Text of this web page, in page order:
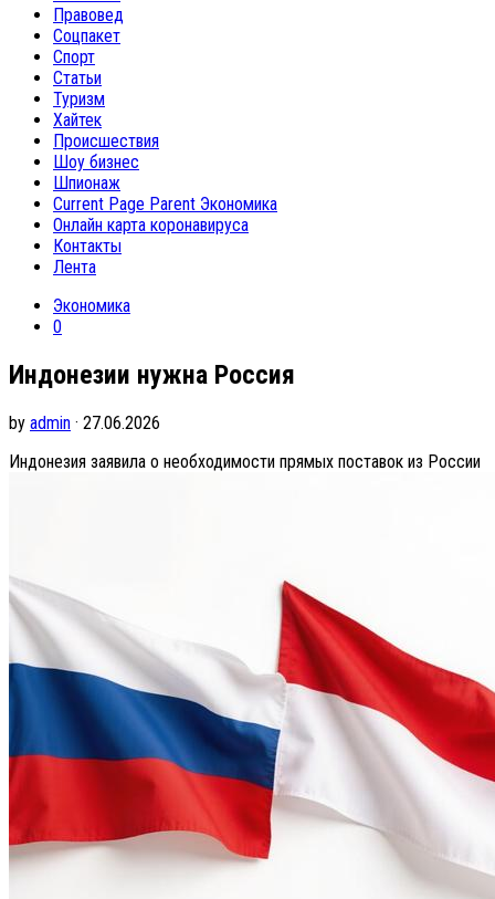
Правовед
Соцпакет
Спорт
Статьи
Туризм
Хайтек
Происшествия
Шоу бизнес
Шпионаж
Current Page Parent Экономика
Онлайн карта коронавируса
Контакты
Лента
Экономика
0
Индонезии нужна Россия
by admin · 27.06.2026
Индонезия заявила о необходимости прямых поставок из России